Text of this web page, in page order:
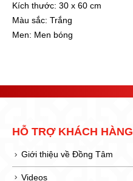
Kích thước: 30 x 60 cm
Màu sắc: Trắng
Men: Men bóng
HỖ TRỢ KHÁCH HÀNG
Giới thiệu về Đồng Tâm
Videos